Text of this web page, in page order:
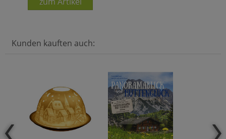
Kunden kauften auch: